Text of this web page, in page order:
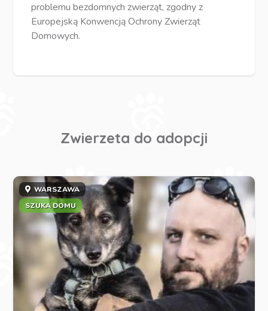
problemu bezdomnych zwierząt, zgodny z
Europejską Konwencją Ochrony Zwierząt
Domowych.
Zwierzeta do adopcji
WARSZAWA
SZUKA DOMU